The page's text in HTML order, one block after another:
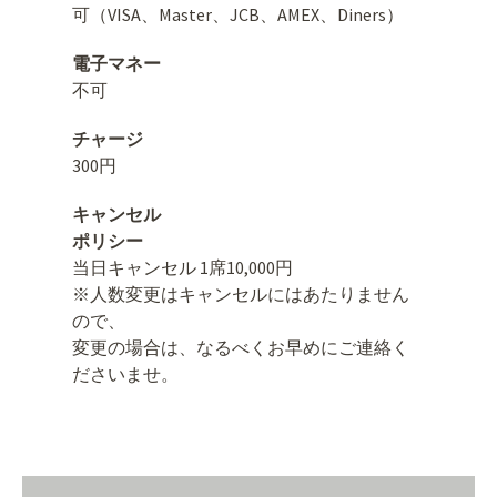
可（VISA、Master、JCB、AMEX、Diners）
電子マネー
不可
チャージ
300円
キャンセル
ポリシー
当日キャンセル 1席10,000円
※人数変更はキャンセルにはあたりません
ので、
変更の場合は、なるべくお早めにご連絡く
ださいませ。